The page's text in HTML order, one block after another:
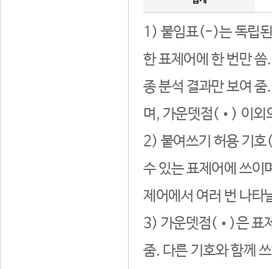
1) 붙임표(-)는 독립된
한 표제어에 한 번만
종 분석 결과만 보여
며, 가운뎃점(•) 이외
2) 붙여쓰기 허용 기호
수 있는 표제어에 쓰이
제어에서 여러 번 나타
3) 가운뎃점(•)은 표
줌. 다른 기호와 함께